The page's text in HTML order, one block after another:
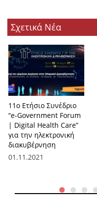
Σχετικά Νέα
11o Ετήσιο Συνέδριο
“e-Government Forum
| Digital Health Care”
για την ηλεκτρονική
διακυβέρνηση
01.11.2021